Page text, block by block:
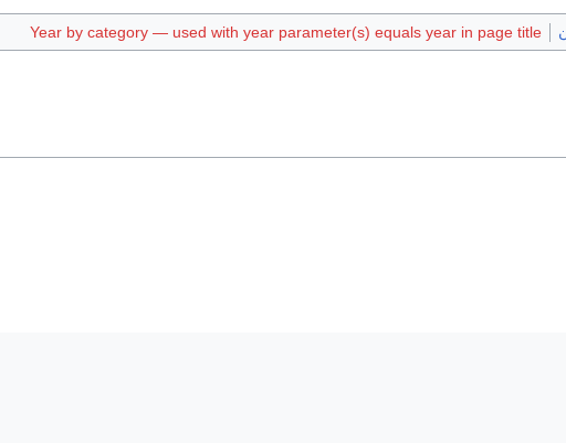
Year by category — used with year parameter(s) equals year in page title